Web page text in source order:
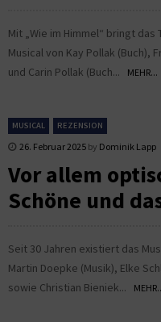
Mit „Wie im Himmel“ bringt
Musical von Kay Pollak (Buch),
und Carin Pollak (Buch...
MEHR...
MUSICAL REZENSION
26. Februar 2025 by Dominik Lapp
Vor allem
Schöne und
Seit 30 Jahren existiert das
Martin Doepke (Musik), Elke
sowie Christian Bieniek...